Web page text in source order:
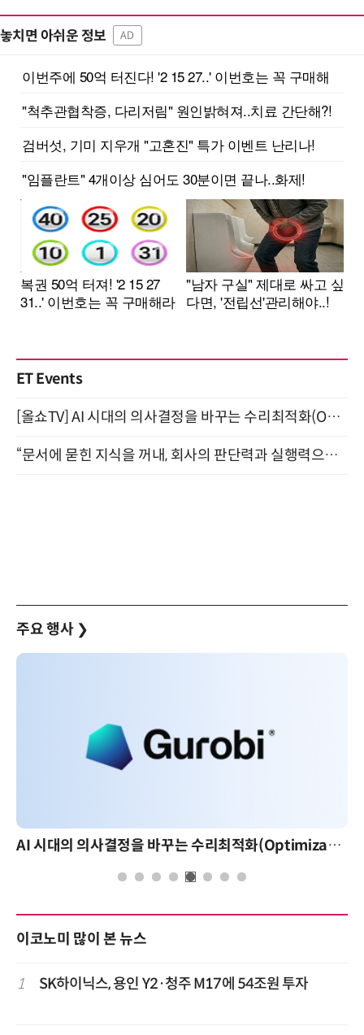
놓치면 아쉬운 정보 AD
ET Events
[올쇼TV] AI 시대의 의사결정을 바꾸는 수리최적화(Optimization) 소개 (8/20 생방송)
“문서에 묻힌 지식을 꺼내, 회사의 판단력과 실행력으로 바꾸다” (8/20)
주요 행사 ❯
AI 시대의 의사결정을 바꾸는 수리최적화(Optimization): 실제 산업 적용 사례와 활용 전략
이코노미 많이 본 뉴스
1 SK하이닉스, 용인 Y2·청주 M17에 54조원 투자